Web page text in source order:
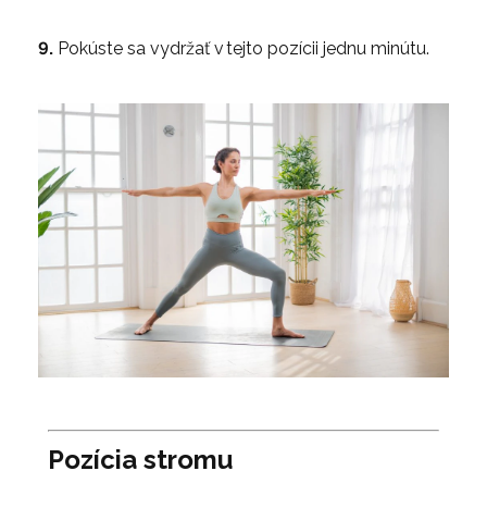
9. Pokúste sa vydržať v tejto pozícii jednu minútu.
Pozícia stromu